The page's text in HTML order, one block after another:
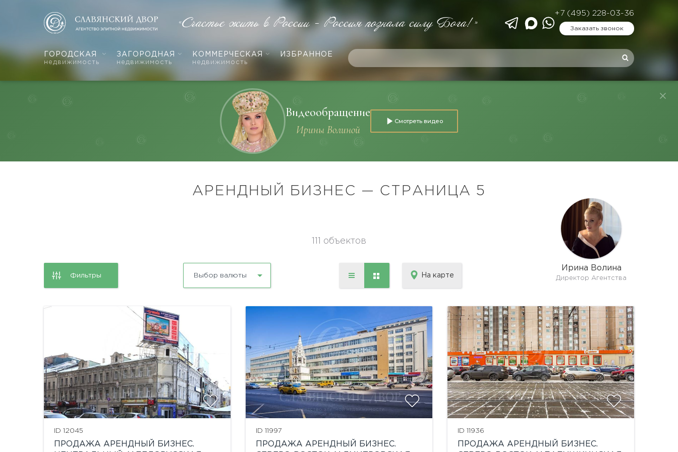
ГОРОДСКАЯ
недвижимость
ЗАГОРОДНАЯ
недвижимость
КОММЕРЧЕСКАЯ
недвижимость
ИЗБРАННОЕ
«Счастье жить в России - Россия познала силу Бога!»
+7 (495) 228-03-36
Заказать звонок
Видеообращение
Ирины Волиной
Смотреть видео
АРЕНДНЫЙ БИЗНЕС — СТРАНИЦА 5
111 объектов
Фильтры Выбор валюты На карте
Ирина Волина
Директор Агентства
ID 12045
ПРОДАЖА АРЕНДНЫЙ БИЗНЕС.
ID 11997
ПРОДАЖА АРЕНДНЫЙ БИЗНЕС.
ID 11936
ПРОДАЖА АРЕНДНЫЙ БИЗНЕС.